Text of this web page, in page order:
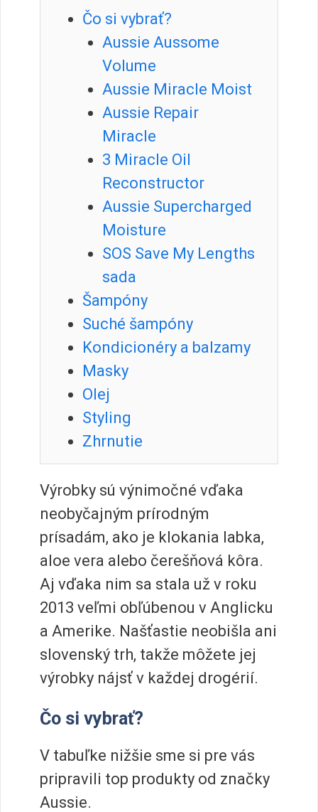
Čo si vybrať?
Aussie Aussome
Volume
Aussie Miracle Moist
Aussie Repair
Miracle
3 Miracle Oil
Reconstructor
Aussie Supercharged
Moisture
SOS Save My Lengths
sada
Šampóny
Suché šampóny
Kondicionéry a balzamy
Masky
Olej
Styling
Zhrnutie
Výrobky sú výnimočné vďaka
neobyčajným prírodným
prísadám, ako je klokania labka,
aloe vera alebo čerešňová kôra.
Aj vďaka nim sa stala už v roku
2013 veľmi obľúbenou v Anglicku
a Amerike. Našťastie neobišla ani
slovenský trh, takže môžete jej
výrobky nájsť v každej drogérií.
Čo si vybrať?
V tabuľke nižšie sme si pre vás
pripravili top produkty od značky
Aussie.